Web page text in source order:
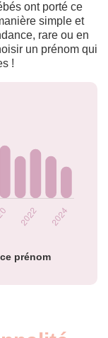
ont porté ce
simple et
rare ou en
un prénom qui
!
prénom